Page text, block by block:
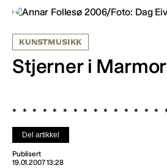
KUNSTMUSIKK
Stjerner i
Del artikkel
Publisert
19.01.2007 13:28